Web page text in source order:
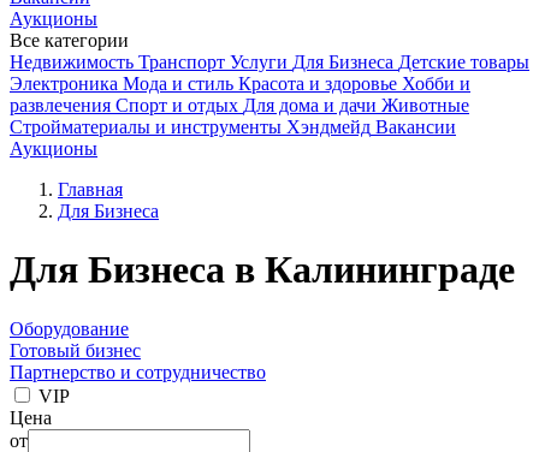
Аукционы
Все категории
Недвижимость Транспорт Услуги Для Бизнеса Детские товары
Электроника Мода и стиль Красота и здоровье Хобби и
развлечения Спорт и отдых Для дома и дачи Животные
Стройматериалы и инструменты Хэндмейд Вакансии
Аукционы
Главная
Для Бизнеса
Для Бизнеса в Калининграде
Оборудование
Готовый бизнес
Партнерство и сотрудничество
VIP
Цена
от